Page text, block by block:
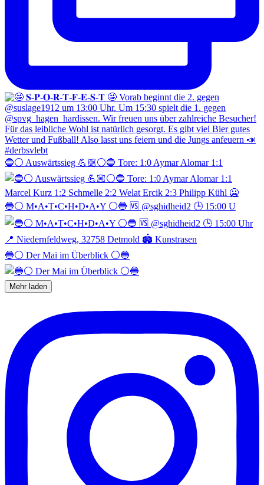
🔵⚪️ Auswärtssieg 💪🏼⚪️🔵 Tore: 1:0 Aymar Alomar 1:1
🔵⚪️ M•A•T•C•H•D•A•Y ⚪️🔵 🆚 @sghidheid2 🕒 15:00 U
🔵⚪️ Der Mai im Überblick ⚪️🔵
Mehr laden